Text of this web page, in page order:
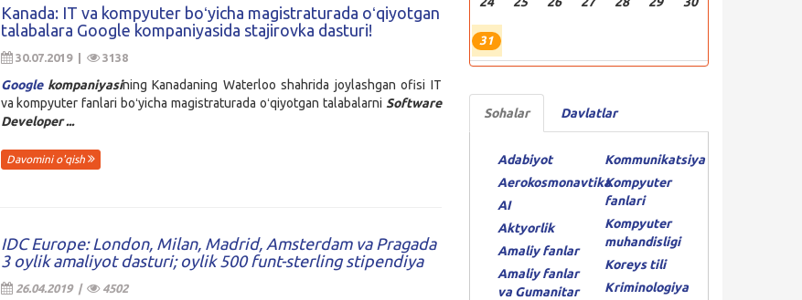
Kanada: IT va kompyuter boʻyicha magistraturada oʻqiyotgan
talabalara Google kompaniyasida stajirovka dasturi!
30.07.2019 | 3138
Googlekompaniyasining Kanadaning Waterloo shahrida joylashgan ofisi IT
va kompyuter fanlari boʻyicha magistraturada oʻqiyotgan talabalarni Software
Developer ...
Davomini o'qish
IDC Europe: London, Milan, Madrid, Amsterdam va Pragada
3 oylik amaliyot dasturi; oylik 500 funt-sterling stipendiya
26.04.2019 | 4502
31
Sohalar Davlatlar
Adabiyot
Aerokosmonavtika
AI
Aktyorlik
Amaliy fanlar
Amaliy fanlar
va Gumanitar
Kommunikatsiya
Kompyuter
fanlari
Kompyuter
muhandisligi
Koreys tili
Kriminologiya